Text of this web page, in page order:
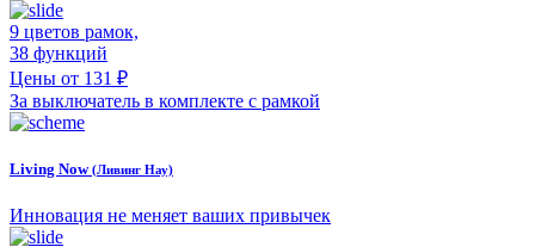
9 цветов рамок,
38 функций
Цены от 131 ₽
За выключатель в комплекте с рамкой
Living Now(Ливинг Нау)
Инновация не меняет ваших привычек